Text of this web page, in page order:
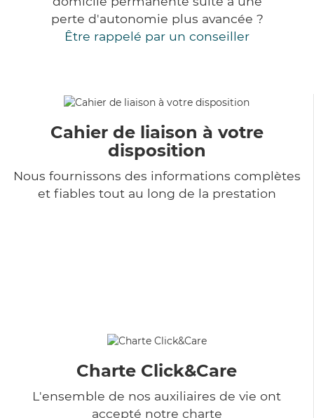
perte d'autonomie plus avancée ?
Être rappelé par un conseiller
Cahier de liaison à votre
disposition
Nous fournissons des informations complètes
et fiables tout au long de la prestation
Charte Click&Care
L'ensemble de nos auxiliaires de vie ont
accepté notre charte